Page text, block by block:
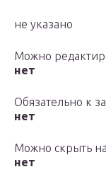
не указано
Можно
нет
Обязательно к
нет
Можно скрыть
нет